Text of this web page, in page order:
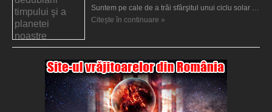
Suntem pe cale de a trăi sfârşitul unui ciclu solar …
Citește în continuare »